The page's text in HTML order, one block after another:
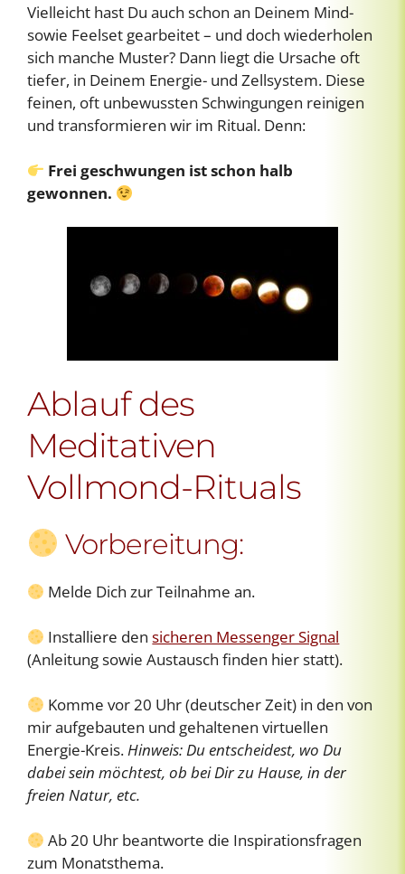
Vielleicht hast Du auch schon an Deinem Mind-
sowie Feelset gearbeitet – und doch wiederholen
sich manche Muster? Dann liegt die Ursache oft
tiefer, in Deinem Energie- und Zellsystem. Diese
feinen, oft unbewussten Schwingungen reinigen
und transformieren wir im Ritual. Denn:
Frei geschwungen ist schon halb
gewonnen.
Ablauf des
Meditativen
Vollmond-Rituals
Vorbereitung:
Melde Dich zur Teilnahme an.
Installiere densicheren Messenger Signal
(Anleitung sowie Austausch finden hier statt).
Komme vor 20 Uhr (deutscher Zeit) in den von
mir aufgebauten und gehaltenen virtuellen
Energie-Kreis.Hinweis: Du entscheidest, wo Du
dabei sein möchtest, ob bei Dir zu Hause, in der
freien Natur, etc.
Ab 20 Uhr beantworte die Inspirationsfragen
zum Monatsthema.